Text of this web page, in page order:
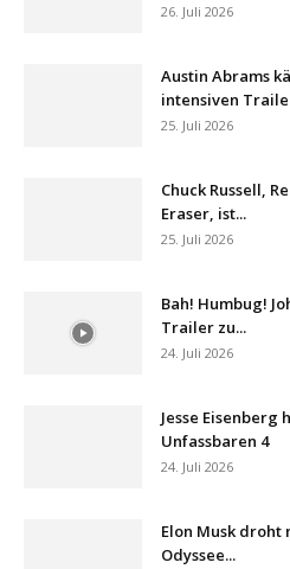
26. Juli 2026
Austin Abrams
intensiven
25. Juli 2026
Chuck Russell,
Eraser, ist...
25. Juli 2026
Bah! Humbug!
Trailer zu...
24. Juli 2026
Jesse Eisenberg
Unfassbaren 4
24. Juli 2026
Elon Musk droht
Odyssee...